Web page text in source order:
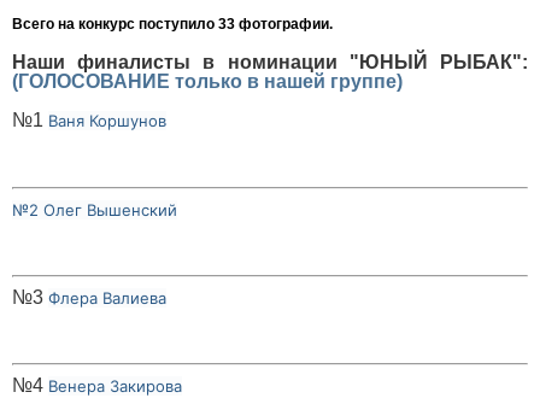
Всего на конкурс поступило 33 фотографии.
Наши финалисты в номинации "ЮНЫЙ РЫБАК":
(ГОЛОСОВАНИЕ только в нашей группе)
№1 Ваня Коршунов
№2 Олег Вышенский
№3 Флера Валиева
№4 Венера Закирова